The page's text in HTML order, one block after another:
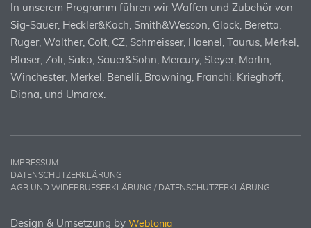
In unserem Programm führen wir Waffen und Zubehör von
Sig-Sauer, Heckler&Koch, Smith&Wesson, Glock, Beretta,
Ruger, Walther, Colt, CZ, Schmeisser, Haenel, Taurus, Merkel,
Blaser, Zoli, Sako, Sauer&Sohn, Mercury, Steyer, Marlin,
Winchester, Merkel, Benelli, Browning, Franchi, Krieghoff,
Diana, und Umarex.
IMPRESSUM
DATENSCHUTZERKLÄRUNG
AGB UND WIDERRUFSERKLÄRUNG / DATENSCHUTZERKLÄRUNG
Design & Umsetzung by Webtonia